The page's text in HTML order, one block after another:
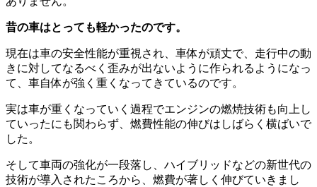
昔の車はとっても軽かったのです。
現在は車の安全性能が重視され、車体が頑丈で、走行中の動
きに対してなるべく歪みが出ないように作られるようになっ
て、車自体が強く重くなってきているのです。
実は車が重くなっていく過程でエンジンの燃焼技術も向上し
ていったにも関わらず、燃費性能の伸びはしばらく横ばいで
した。
そして車両の強化が一段落し、ハイブリッドなどの新世代の
技術が導入されたころから、燃費が著しく伸びていきまし